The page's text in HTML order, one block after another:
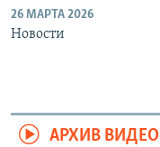
26 МАРТА 2026
Новости
АРХИВ ВИДЕО